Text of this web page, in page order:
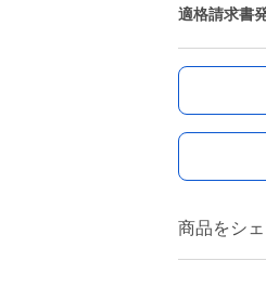
適格請求書
商品をシ